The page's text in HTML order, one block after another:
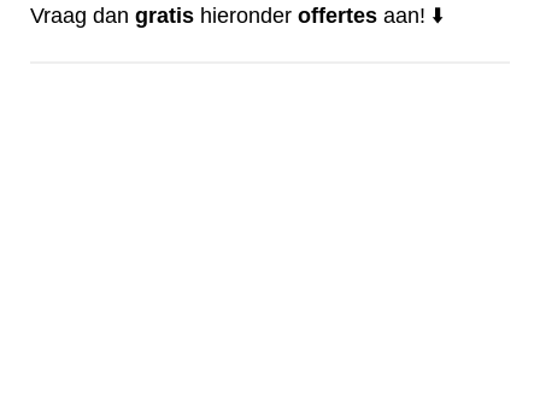
Vraag dan gratis hieronder offertes aan! ⬇️